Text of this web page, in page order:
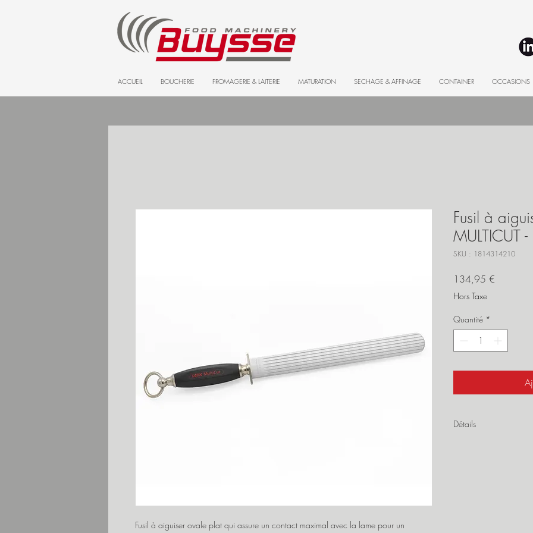
ACCUEIL BOUCHERIE FROMAGERIE & LAITERIE MATURATION SECHAGE & AFFINAGE CONTAINER OCCASIONS
Fusil à aiguiser ovale plat qui assure un contact maximal avec la lame pour un
Fusil à
MULTICUT
SKU : 1814314210
134,95 €
Hors Taxe
Quantité *
Détails